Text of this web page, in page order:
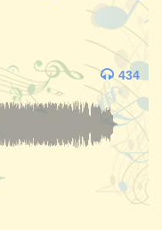
434